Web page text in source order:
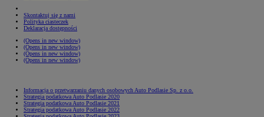
Skontaktuj się z nami
Polityka ciasteczek
Deklaracja dostępności
(Opens in new window)
(Opens in new window)
(Opens in new window)
(Opens in new window)
Informacja o przetwarzaniu danych osobowych Auto Podlasie Sp. z o.o.
Strategia podatkowa Auto Podlasie 2020
Strategia podatkowa Auto Podlasie 2021
Strategia podatkowa Auto Podlasie 2022